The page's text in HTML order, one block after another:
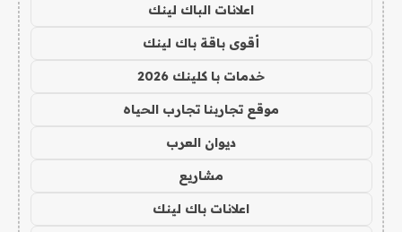
اعلانات الباك لينك
أقوى باقة باك لينك
خدمات با كلينك 2026
موقع تجاربنا تجارب الحياه
ديوان العرب
مشاريع
اعلانات باك لينك